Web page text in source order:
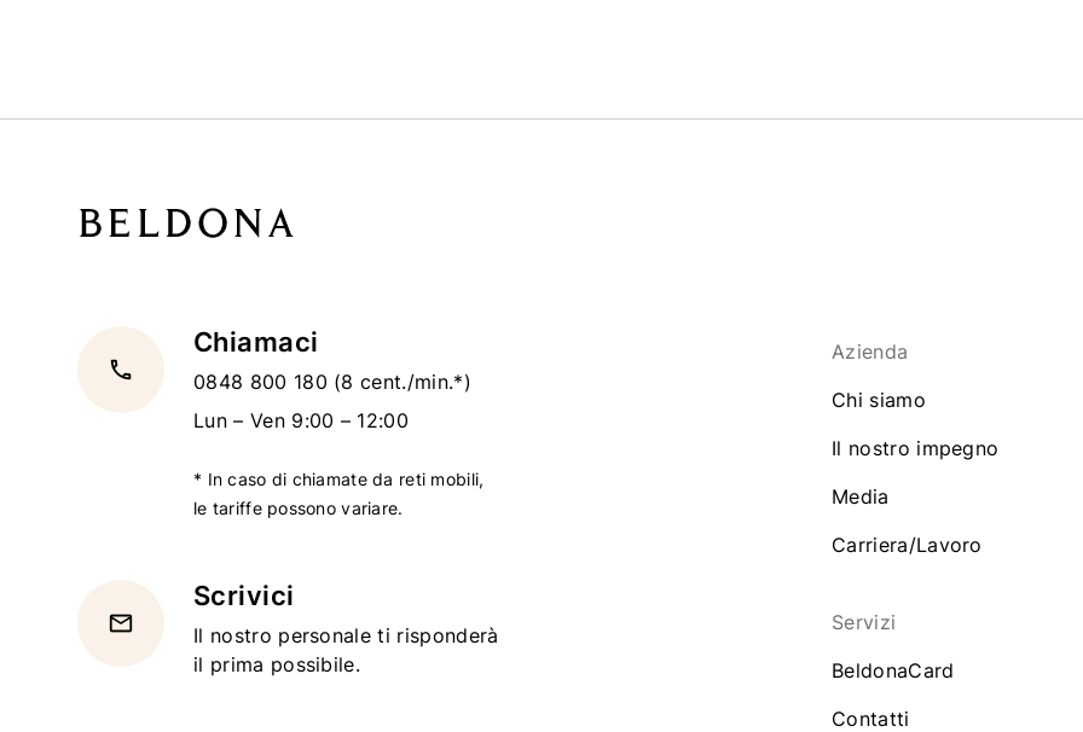
local_phone
Chiamaci
0848 800 180 (8 cent./min.*)
Lun – Ven 9:00 – 12:00
* In caso di chiamate da reti mobili,
le tariffe possono variare.
email
Scrivici
Il nostro personale ti risponderà
il prima possibile.
Azienda
Chi siamo
Il nostro impegno
Media
Carriera/Lavoro
Servizi
BeldonaCard
Contatti